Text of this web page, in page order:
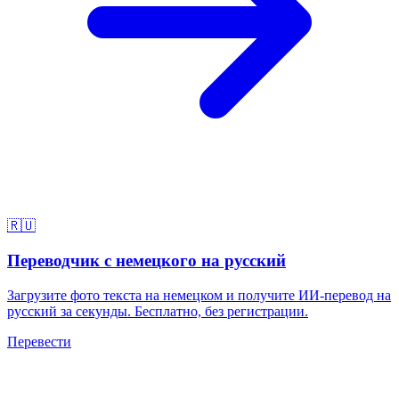
🇷🇺
Переводчик с немецкого на русский
Загрузите фото текста на немецком и получите ИИ-перевод на
русский за секунды. Бесплатно, без регистрации.
Перевести